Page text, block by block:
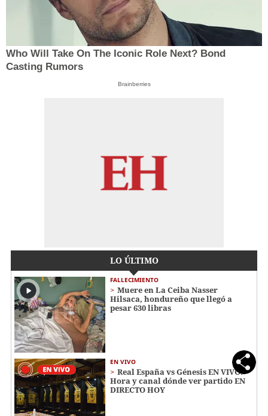
Who Will Take On The Iconic Role Next? Bond
Casting Rumors
Brainberries
LO ÚLTIMO
FALLECIMIENTO
Muere en La Ceiba Nasser
Hilsaca, hondureño que llegó a
pesar 630 libras
EN VIVO
Real España vs Génesis EN VIVO:
Hora y canal dónde ver partido EN
DIRECTO HOY